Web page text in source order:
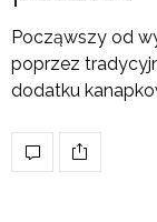
Począwszy od
poprzez
dodatku